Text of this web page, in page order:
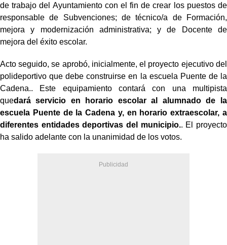
de trabajo del Ayuntamiento con el fin de crear los puestos de
responsable de Subvenciones; de técnico/a de Formación,
mejora y modernización administrativa; y de Docente de
mejora del éxito escolar.
Acto seguido, se aprobó, inicialmente, el proyecto ejecutivo del
polideportivo que debe construirse en la escuela Puente de la
Cadena.. Este equipamiento contará con una multipista
quedará servicio en horario escolar al alumnado de la
escuela Puente de la Cadena y, en horario extraescolar, a
diferentes entidades deportivas del municipio.. El proyecto
ha salido adelante con la unanimidad de los votos.